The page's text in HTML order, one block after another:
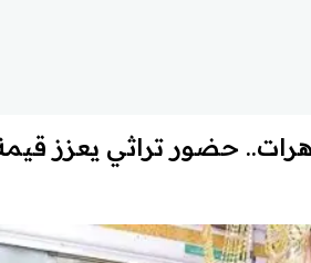
حضور تراثي يعزز